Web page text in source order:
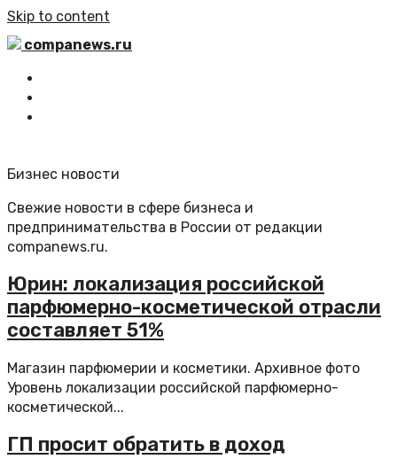
Skip to content
companews.ru
Бизнес новости
Свежие новости в сфере бизнеса и
предпринимательства в России от редакции
companews.ru.
Юрин: локализация российской
парфюмерно-косметической отрасли
составляет 51%
Магазин парфюмерии и косметики. Архивное фото
Уровень локализации российской парфюмерно-
косметической...
ГП просит обратить в доход